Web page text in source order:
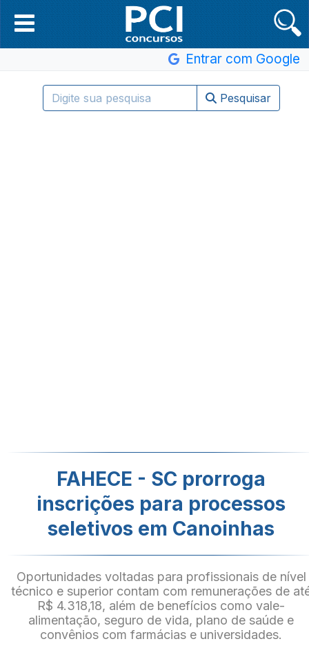
Entrar com Google
Pesquisar
FAHECE - SC prorroga
inscrições para processos
seletivos em Canoinhas
Oportunidades voltadas para profissionais de nível
técnico e superior contam com remunerações de
R$ 4.318,18, além de benefícios como vale-
alimentação, seguro de vida, plano de saúde e
convênios com farmácias e universidades.